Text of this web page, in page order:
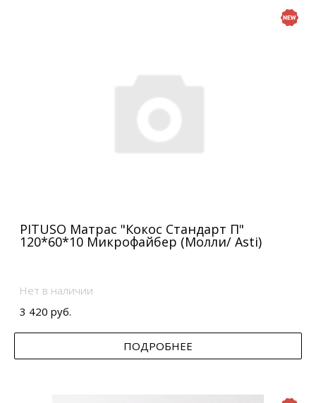
PITUSO Матрас "Кокос Стандарт П"
120*60*10 Микрофайбер (Молли/ Asti)
Нет в наличии
3 420 руб.
ПОДРОБНЕЕ